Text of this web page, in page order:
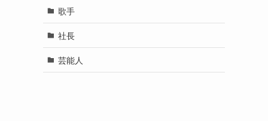
歌手
社長
芸能人